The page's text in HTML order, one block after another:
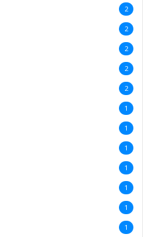
2
2
2
2
2
1
1
1
1
1
1
1